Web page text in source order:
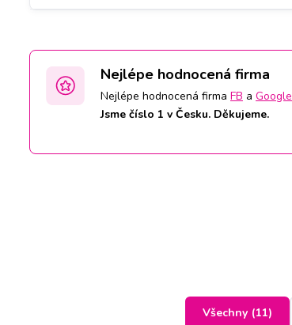
Nejlépe hodnocená firma
Nejlépe hodnocená firma FB a Google
Jsme číslo 1 v Česku. Děkujeme.
Všechny (11)